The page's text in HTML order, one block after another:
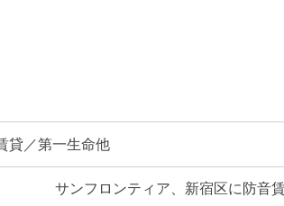
貸／第一生命他
サンフロンティア、新宿区に防音